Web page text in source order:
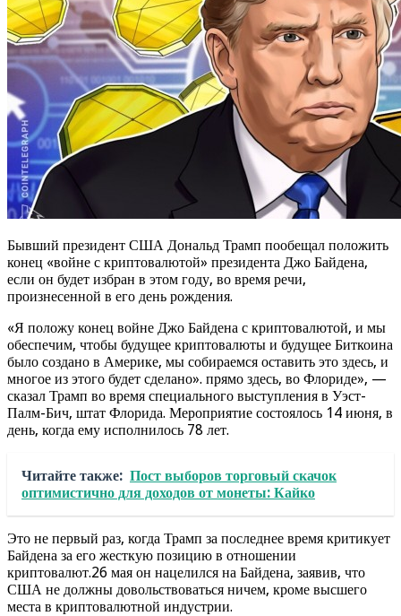
Бывший президент США Дональд Трамп пообещал положить
конец «войне с криптовалютой» президента Джо Байдена,
если он будет избран в этом году, во время речи,
произнесенной в его день рождения.
«Я положу конец войне Джо Байдена с криптовалютой, и мы
обеспечим, чтобы будущее криптовалюты и будущее Биткоина
было создано в Америке, мы собираемся оставить это здесь, и
многое из этого будет сделано». прямо здесь, во Флориде», —
сказал Трамп во время специального выступления в Уэст-
Палм-Бич, штат Флорида. Мероприятие состоялось 14 июня, в
день, когда ему исполнилось 78 лет.
Читайте также: Пост выборов торговый скачок
оптимистично для доходов от монеты: Кайко
Это не первый раз, когда Трамп за последнее время критикует
Байдена за его жесткую позицию в отношении
криптовалют.26 мая он нацелился на Байдена, заявив, что
США не должны довольствоваться ничем, кроме высшего
места в криптовалютной индустрии.